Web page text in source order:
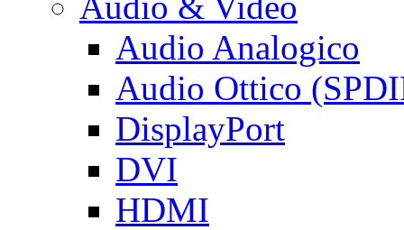
Audio Analogico
Audio Ottico
DisplayPort
DVI
HDMI